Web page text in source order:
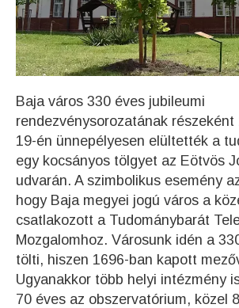
Baja város 330 éves jubileumi
rendezvénysorozatának részeként
19-én ünnepélyesen elültették a
egy kocsányos tölgyet az Eötvös
udvarán. A szimbolikus esemény
hogy Baja megyei jogú város a
csatlakozott a Tudománybarát
Mozgalomhoz. Városunk idén a
tölti, hiszen 1696-ban kapott
Ugyanakkor több helyi intézmény
70 éves az obszervatórium, közel